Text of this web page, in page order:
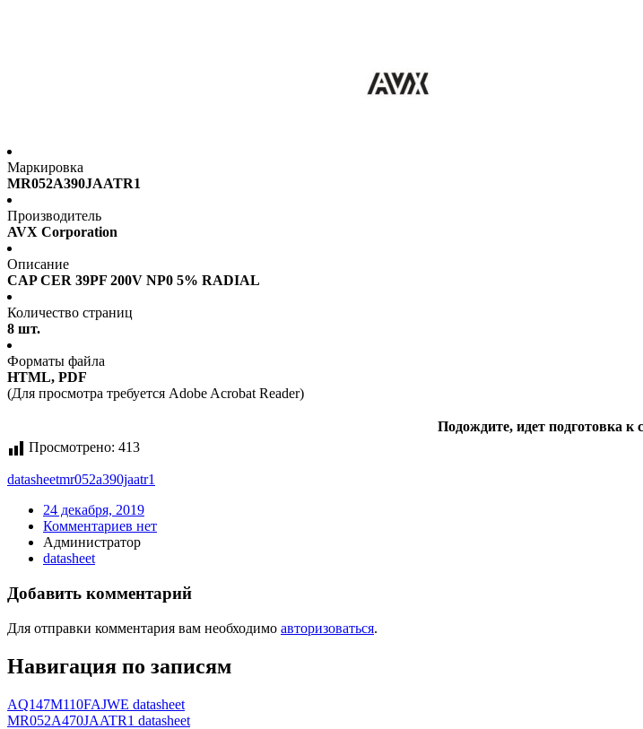
Маркировка
MR052A390JAATR1
Производитель
AVX Corporation
Описание
CAP CER 39PF 200V NP0 5% RADIAL
Количество страниц
8 шт.
Форматы файла
HTML, PDF
(Для просмотра требуется Adobe Acrobat Reader)
Подождите, идет подготовка к
Просмотрено: 413
datasheetmr052a390jaatr1
24 декабря, 2019
Комментариев нет
Администратор
datasheet
Добавить комментарий
Для отправки комментария вам необходимо авторизоваться.
Навигация по записям
AQ147M110FAJWE datasheet
MR052A470JAATR1 datasheet